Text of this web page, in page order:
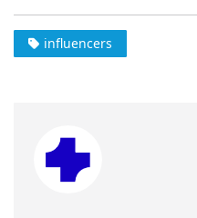
influencers